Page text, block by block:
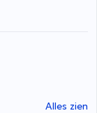
Alles zien